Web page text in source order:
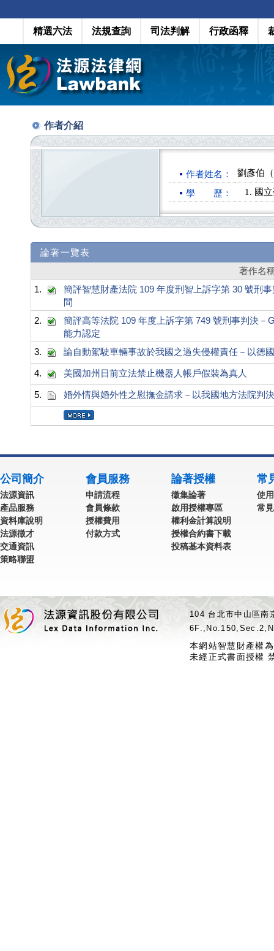
精選六法 法規查詢 司法判解 行政函釋
作者介紹
作者姓名： 劉彥伯
學 歷： 國
論著一覽表
著作名
1.
簡評智慧財產法院 109 年度刑智上訴字第 30 號刑
間
2.
簡評高等法院 109 年度上訴字第 749 號刑事判決
能力認定
3.
論自動駕駛車輛事故於我國之過失侵權責任－以德
4. 美國加州日前立法禁止機器人帳戶假裝為真人
5. 婚外情與婚外性之慰撫金請求－以我國地方法院判
公司簡介
法源資訊
產品服務
資料庫說明
法源徵才
交通資訊
策略聯盟
會員服務
申請流程
會員條款
授權費用
付款方式
論著授權
徵集論著
啟用授權專區
權利金計算說明
授權合約書下載
投稿基本資料表
常
使
常
104 台北市中山區
本網站智慧財產權
未經正式書面授權